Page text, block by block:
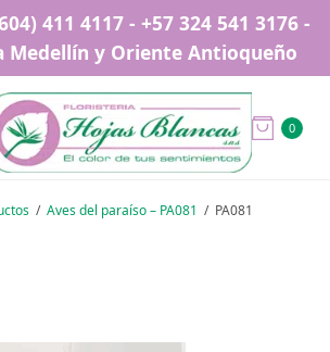
411 4117 - +57 324 541 3176 -
Medellín y Oriente Antioqueño
0
Aves del paraíso – PA081 PA081